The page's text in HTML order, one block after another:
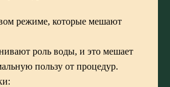
режиме, которые мешают
роль воды, и это мешает
пользу от процедур.